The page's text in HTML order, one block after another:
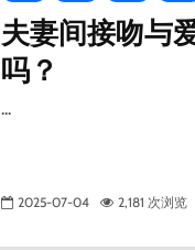
夫妻间接吻与
吗？
...
2025-07-04 2,181 次浏览